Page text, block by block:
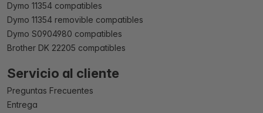
Dymo 11354 compatibles
Dymo 11354 removible compatibles
Dymo S0904980 compatibles
Brother DK 22205 compatibles
Servicio al cliente
Preguntas Frecuentes
Entrega